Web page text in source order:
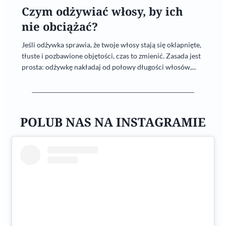
Czym odżywiać włosy, by ich
nie obciążać?
Jeśli odżywka sprawia, że twoje włosy stają się oklapnięte,
tłuste i pozbawione objętości, czas to zmienić. Zasada jest
prosta: odżywkę nakładaj od połowy długości włosów,...
POLUB NAS NA INSTAGRAMIE